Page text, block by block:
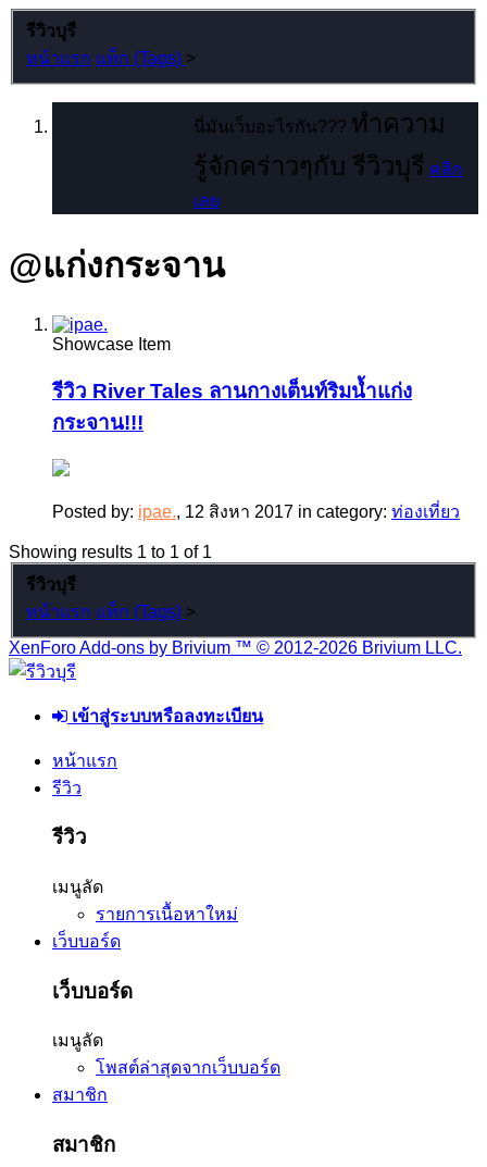
รีวิวบุรี
หน้าแรก แท็ก (Tags) >
นี่มันเว็บอะไรกัน??? ทำความ
รู้จักคร่าวๆกับ รีวิวบุรี คลิก
เลย
@แก่งกระจาน
Showcase Item
รีวิว River Tales ลานกางเต็นท์ริมน้ำแก่ง
กระจาน!!!
Posted by: ipae., 12 สิงหา 2017 in category: ท่องเที่ยว
Showing results 1 to 1 of 1
รีวิวบุรี
หน้าแรก แท็ก (Tags) >
XenForo Add-ons by Brivium ™ © 2012-2026 Brivium LLC.
เข้าสู่ระบบหรือลงทะเบียน
หน้าแรก
รีวิว
รีวิว
เมนูลัด
รายการเนื้อหาใหม่
เว็บบอร์ด
เว็บบอร์ด
เมนูลัด
โพสต์ล่าสุดจากเว็บบอร์ด
สมาชิก
สมาชิก